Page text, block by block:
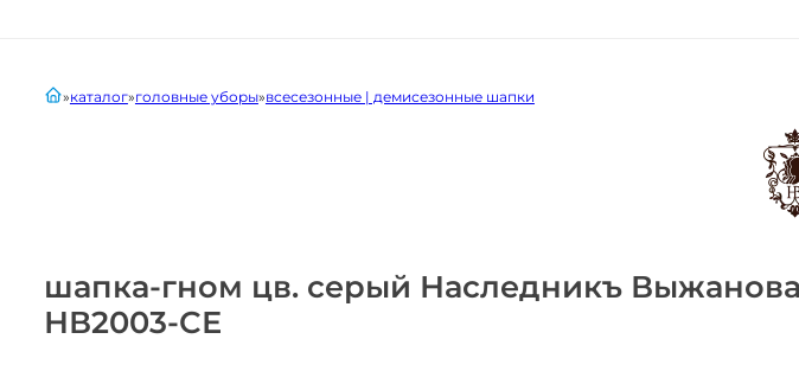
шапка-гном цв. серый Наследникъ
НВ2003-СЕ
главнаякаталог головные уборы всесезонные | демисезонные шапки